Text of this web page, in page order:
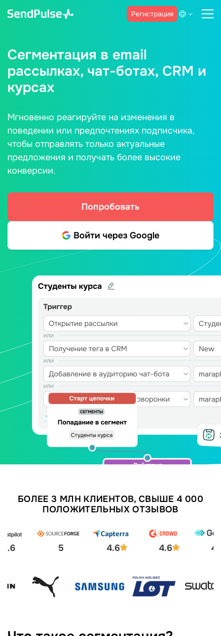
Регистрация
Сегментация в email
рассылках, чат-ботах, CRM и
курсах
Мгновенно реагируйте на изменения в
поведении или предпочтениях подписчика,
чтобы отправлять только актуальные
предложения и получать более высокие
конверсии.
Попробовать
Войти через Google
БОЛЕЕ 3 МЛН КЛИЕНТОВ, СВЫШЕ 4 000
ПОЛОЖИТЕЛЬНЫХ ОТЗЫВОВ
4.6 5 4.6 4.6